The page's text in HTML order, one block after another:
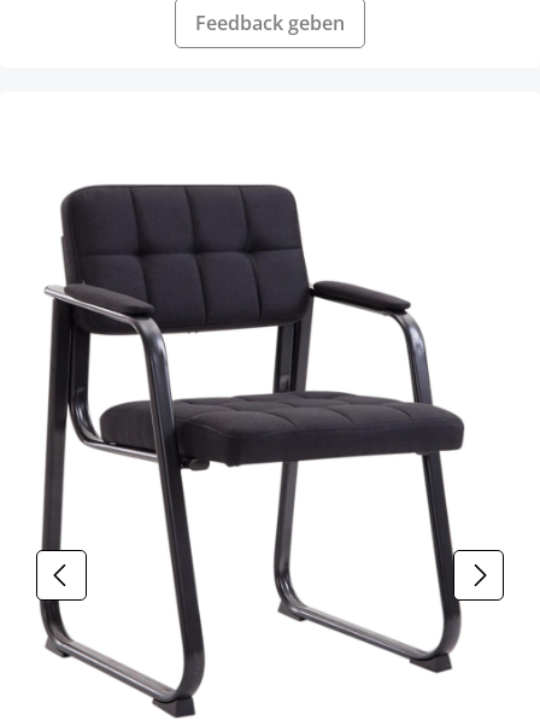
Feedback geben